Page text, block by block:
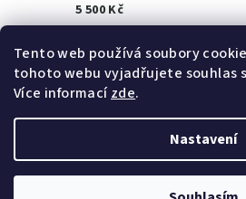
Tento web používá soubory
tohoto webu vyjadřujete souhlas
Více informacízde.
Nastavení
5 500 Kč
Detail